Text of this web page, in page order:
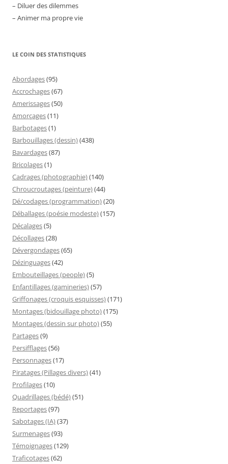
– Diluer des dilemmes
– Animer ma propre vie
LE COIN DES STATISTIQUES
Abordages(95)
Accrochages(67)
Amerissages(50)
Amorçages(11)
Barbotages(1)
Barbouillages (dessin)(438)
Bavardages(87)
Bricolages(1)
Cadrages (photographie)(140)
Chroucroutages (peinture)(44)
Dé/codages (programmation)(20)
Déballages (poésie modeste)(157)
Décalages(5)
Décollages(28)
Dévergondages(65)
Dézinguages(42)
Embouteillages (people)(5)
Enfantillages (gamineries)(57)
Griffonages (croquis esquisses)(171)
Montages (bidouillage photo)(175)
Montages (dessin sur photo)(55)
Partages(9)
Persifflages(56)
Personnages(17)
Piratages (Pillages divers)(41)
Profilages(10)
Quadrillages (bédé)(51)
Reportages(97)
Sabotages (IA)(37)
Surmenages(93)
Témoignages(129)
Traficotages(62)